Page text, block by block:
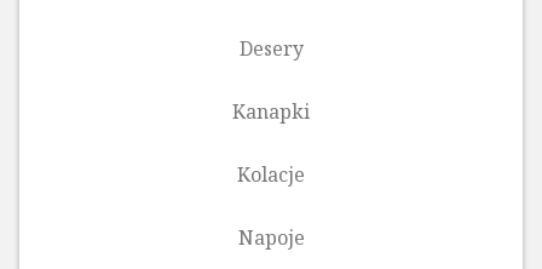
Desery
Kanapki
Kolacje
Napoje